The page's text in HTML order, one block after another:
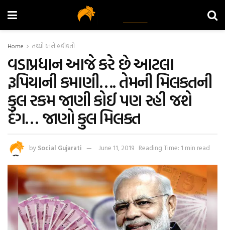
Home તથ્યો અને હકીકતો
વડાપ્રધાન આજે કરે છે આટલા
રૂપિયાની કમાણી…. તેમની મિલકતની
કુલ રકમ જાણી કોઈ પણ રહી જશે
દંગ… જાણો કુલ મિલકત
by Social Gujarati June 11, 2019 Reading Time: 1 min read